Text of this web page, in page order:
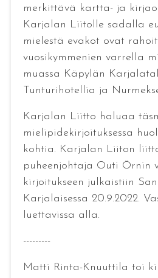
merkittävä kartta- ja
Karjalan Liitolle sadalla
mielestä evakot ovat
vuosikymmenien varrella
muassa Käpylän
Tunturihotellia ja
Karjalan Liitto haluaa
mielipidekirjoituksessa
kohtia. Karjalan Liiton
puheenjohtaja Outi Örnin
kirjoitukseen julkaistiin
Karjalaisessa 20.9.2022.
luettavissa alla.
---------
Matti Rinta-Knuuttila toi